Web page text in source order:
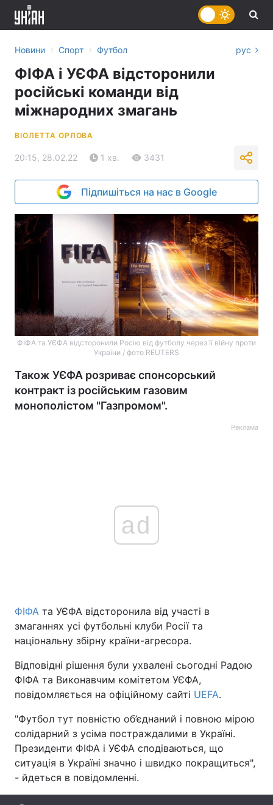
Україна Політика
Спорт Наука
Зброя Інциденти
Здоров'я Туризм
Новини › Спорт › Футбол рус
ФІФА і УЄФА відсторонили
російські команди від
міжнародних змагань
ВІОЛЕТТА ОРЛОВА
20:15, 28.02.22 1 хв. 3431
Підпишіться на нас в Google
ФІФА та УЄФА відсторонили Росію від футболу через її війну проти
України / фото REUTERS
Також УЄФА розриває спонсорський
контракт із російським газовим
монополістом "Газпромом".
Реклама
ad
ФІФА та УЄФА відсторонила від участі в
змаганнях усі футбольні клуби Росії та
національну збірну країни-агресора.
Відповідні рішення були ухвалені сьогодні Радою
ФІФА та Виконавчим комітетом УЄФА,
повідомляється на офіційному сайті UEFA.
"Футбол тут повністю об’єднаний і повною мірою
солідарний з усіма постраждалими в Україні.
Президенти ФІФА і УЄФА сподіваються, що
ситуація в Україні значно і швидко покращиться",
- йдеться в повідомленні.